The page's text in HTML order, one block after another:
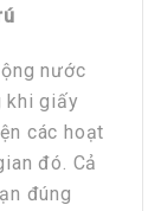
nước
khi giấy
các hoạt
đó. Cả
đúng